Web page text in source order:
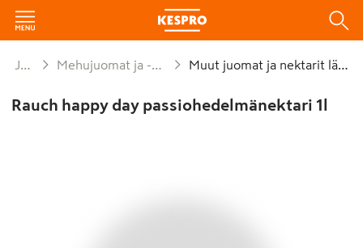
Juomat Mehujuomat ja -nektarit lämmin Muut juomat ja nektarit lämmin
Rauch happy day passiohedelmänektari 1l